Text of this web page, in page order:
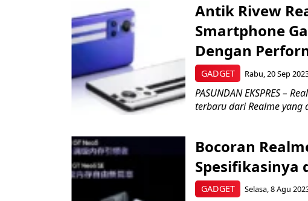
GADGET
Antik Rivew
Smartphone
Dengan
Rabu, 20 Sep
PASUNDAN EKSPRES –
terbaru dari Realme yang
GADGET
Bocoran
Spesifikasinya
Selasa, 8 Agu